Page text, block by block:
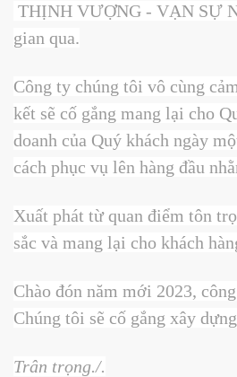
THỊNH VƯỢNG - VẠN SỰ
gian qua.
Công ty chúng tôi vô cùng
kết sẽ cố gắng mang lại cho
doanh của Quý khách ngày
cách phục vụ lên hàng đầu
Xuất phát từ quan điểm tôn
sắc và mang lại cho khách
Chào đón năm mới 2023,
Chúng tôi sẽ cố gắng xây
Trân trọng./.